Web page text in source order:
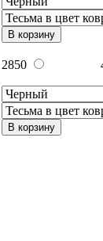
В корзину
2850
В корзину